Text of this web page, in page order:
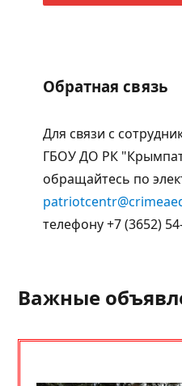
Обратная связь
Для связи с
ГБОУ ДО РК
обращайтесь по
телефону +7 (3652)
Важные